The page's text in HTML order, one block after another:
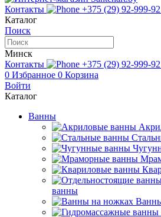
Контакты +375 (29) 92-999-92
Каталог
Поиск
Минск
Контакты
+375 (29) 92-999-92
0 Избранное 0 Корзина
Войти
Каталог
Ванны
ванны